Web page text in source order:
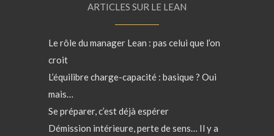
ARTICLES SUR LE LEAN
Le rôle du manager Lean : pas celui que l’on
croit
L’équilibre charge-capacité : basique ? Oui
mais…
Se préparer, c’est déjà espérer
Démission intérieure, perte de sens… Il y a